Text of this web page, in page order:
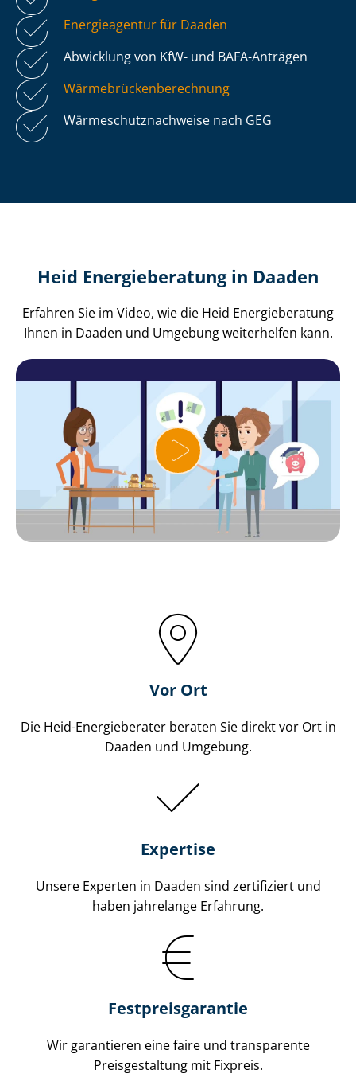
Energieagentur für Daaden
Abwicklung von KfW- und BAFA-Anträgen
Wär­me­brü­cken­be­rech­nung
Wär­me­schutz­nach­wei­se nach GEG
Heid Energieberatung in Daaden
Erfahren Sie im Video, wie die Heid Energieberatung
Ihnen in Daaden und Umgebung weiterhelfen kann.
Vor Ort
Die Heid-Energieberater beraten Sie direkt vor Ort in
Daaden und Umgebung.
Expertise
Unsere Experten in Daaden sind zertifiziert und
haben jahrelange Erfahrung.
Fest­preis­ga­ran­tie
Wir garantieren eine faire und transparente
Preisgestaltung mit Fixpreis.